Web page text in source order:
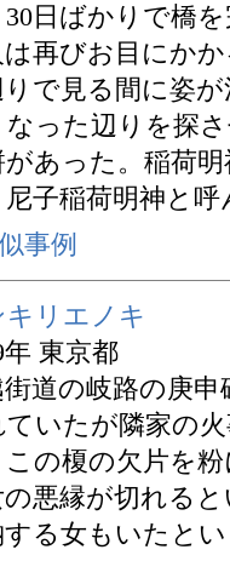
30日ばかりで橋
再びお目にか
りで見る間に姿
なった辺りを探
があった。稲荷
尼子稲荷明神と
事例
キリエノキ
年 東京都
街道の岐路の庚
ていたが隣家の
この榎の欠片を
の悪縁が切れる
する女もいたと